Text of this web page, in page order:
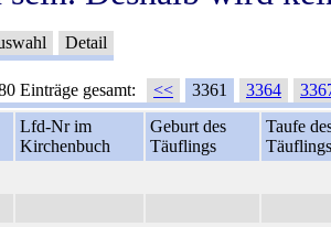
Detail
Einträge gesamt: << 3361 3364
Lfd-Nr im
Kirchenbuch
Geburt des
Täuflings
Taufe
Täuflings